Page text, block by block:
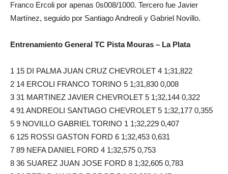
Franco Ercoli por apenas 0s008/1000. Tercero fue Javier
Martínez, seguido por Santiago Andreoli y Gabriel Novillo.
Entrenamiento General TC Pista Mouras – La Plata
1 15 DI PALMA JUAN CRUZ CHEVROLET 4 1;31,822
2 14 ERCOLI FRANCO TORINO 5 1;31,830 0,008
3 31 MARTINEZ JAVIER CHEVROLET 5 1;32,144 0,322
4 91 ANDREOLI SANTIAGO CHEVROLET 5 1;32,177 0,355
5 9 NOVILLO GABRIEL TORINO 1 1;32,229 0,407
6 125 ROSSI GASTON FORD 6 1;32,453 0,631
7 89 NEFA DANIEL FORD 4 1;32,575 0,753
8 36 SUAREZ JUAN JOSE FORD 8 1;32,605 0,783